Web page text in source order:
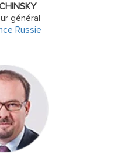
général
Russie